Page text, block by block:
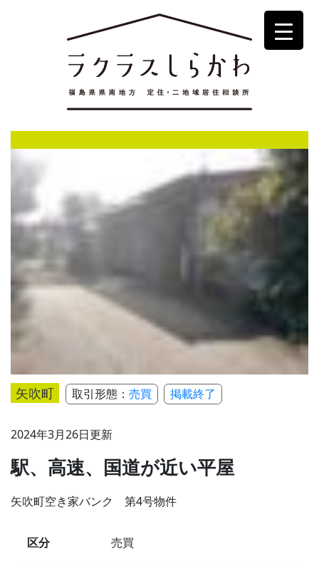
矢吹町 取引形態： 売買 掲載終了
2024年3月26日更新
駅、高速、国道が近い平屋
矢吹町空き家バンク 第4号物件
区分 売買